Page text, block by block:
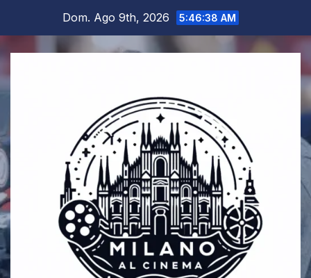
contenuto
Dom. Ago 9th, 2026 5:46:39 AM